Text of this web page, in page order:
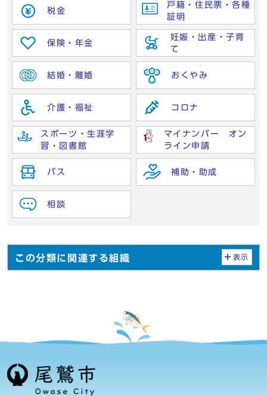
税金
戸籍・住民票・各種
証明
保険・年金
妊娠・出産・子育
て
結婚・離婚 おくやみ
介護・福祉 コロナ
スポーツ・生涯学
習・図書館
マイナンバー オン
ライン申請
バス 補助・助成
相談
この分類に関連する組織 表示